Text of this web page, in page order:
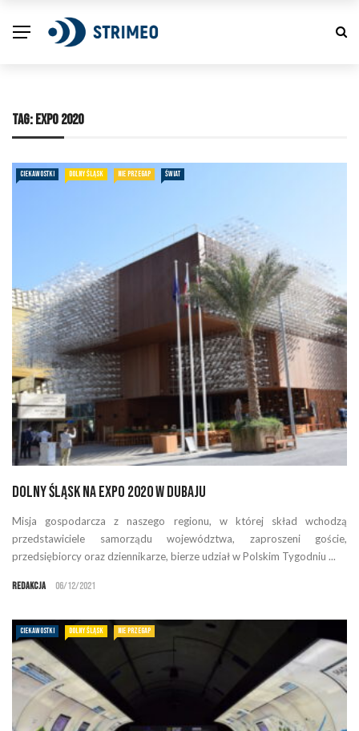
TAG: EXPO 2020
CIEKAWOSTKI DOLNY ŚLĄSK NIE PRZEGAP ŚWIAT
Dolny Śląsk na EXPO 2020 w Dubaju
Misja gospodarcza z naszego regionu, w której skład wchodzą
przedstawiciele samorządu województwa, zaproszeni goście,
przedsiębiorcy oraz dziennikarze, bierze udział w Polskim Tygodniu ...
Redakcja 06/12/2021
CIEKAWOSTKI DOLNY ŚLĄSK NIE PRZEGAP